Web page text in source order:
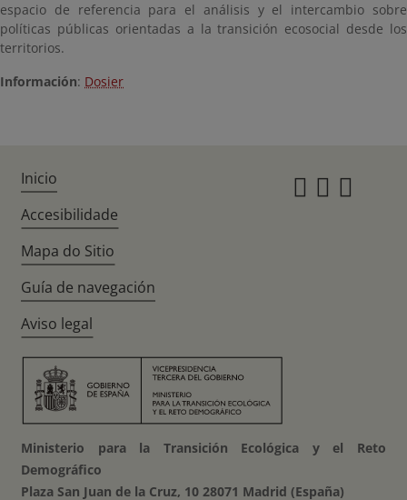
espacio de referencia para el análisis y el intercambio sobre
políticas públicas orientadas a la transición ecosocial desde los
territorios.
Información: Dosier
Inicio
Accesibilidade
Mapa do Sitio
Guía de navegación
Aviso legal
Ministerio para la Transición Ecológica y el Reto
Demográfico
Plaza San Juan de la Cruz, 10 28071 Madrid (España)